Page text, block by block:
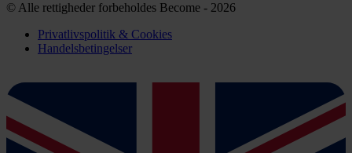
© Alle rettigheder forbeholdes Become - 2026
Privatlivspolitik & Cookies
Handelsbetingelser